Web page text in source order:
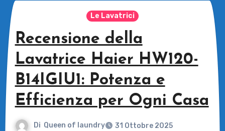
Le Lavatrici
Recensione della
Lavatrice Haier HW120-
B14IGIU1: Potenza e
Efficienza per Ogni Casa
Di Queen of laundry 31 Ottobre 2025